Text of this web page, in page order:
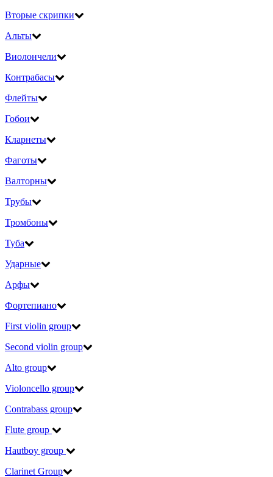
Вторые скрипки
Альты
Виолончели
Контрабасы
Флейты
Гобои
Кларнеты
Фаготы
Валторны
Трубы
Тромбоны
Туба
Ударные
Арфы
Фортепиано
First violin group
Second violin group
Alto group
Violoncello group
Contrabass group
Flute group
Hautboy group
Clarinet Group